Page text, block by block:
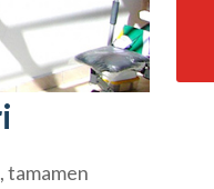
tamamen